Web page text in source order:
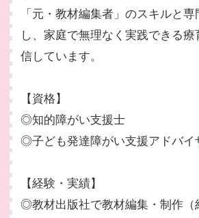
「元・教材編集者」のスキルと
し、家庭で無理なく実践できる
信しています。
【資格】
◎知的障がい支援士
◎子ども発達障がい支援アドバイ
【経験・実績】
◎教材出版社で教材編集・制作（